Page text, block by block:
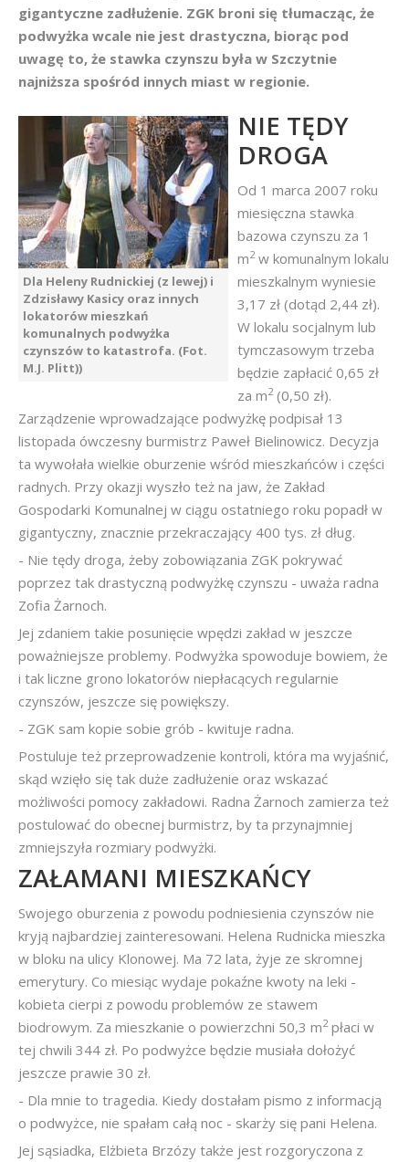
gigantyczne zadłużenie. ZGK broni się tłumacząc, że
podwyżka wcale nie jest drastyczna, biorąc pod
uwagę to, że stawka czynszu była w Szczytnie
najniższa spośród innych miast w regionie.
Dla Heleny Rudnickiej (z lewej) i
Zdzisławy Kasicy oraz innych
lokatorów mieszkań
komunalnych podwyżka
czynszów to katastrofa. (Fot.
M.J. Plitt))
NIE TĘDY
DROGA
Od 1 marca 2007 roku
miesięczna stawka
bazowa czynszu za 1
m2w komunalnym lokalu
mieszkalnym wyniesie
3,17 zł (dotąd 2,44 zł).
W lokalu socjalnym lub
tymczasowym trzeba
będzie zapłacić 0,65 zł
za m2(0,50 zł).
Zarządzenie wprowadzające podwyżkę podpisał 13
listopada ówczesny burmistrz Paweł Bielinowicz. Decyzja
ta wywołała wielkie oburzenie wśród mieszkańców i części
radnych. Przy okazji wyszło też na jaw, że Zakład
Gospodarki Komunalnej w ciągu ostatniego roku popadł w
gigantyczny, znacznie przekraczający 400 tys. zł dług.
- Nie tędy droga, żeby zobowiązania ZGK pokrywać
poprzez tak drastyczną podwyżkę czynszu - uważa radna
Zofia Żarnoch.
Jej zdaniem takie posunięcie wpędzi zakład w jeszcze
poważniejsze problemy. Podwyżka spowoduje bowiem, że
i tak liczne grono lokatorów niepłacących regularnie
czynszów, jeszcze się powiększy.
- ZGK sam kopie sobie grób - kwituje radna.
Postuluje też przeprowadzenie kontroli, która ma wyjaśnić,
skąd wzięło się tak duże zadłużenie oraz wskazać
możliwości pomocy zakładowi. Radna Żarnoch zamierza też
postulować do obecnej burmistrz, by ta przynajmniej
zmniejszyła rozmiary podwyżki.
ZAŁAMANI MIESZKAŃCY
Swojego oburzenia z powodu podniesienia czynszów nie
kryją najbardziej zainteresowani. Helena Rudnicka mieszka
w bloku na ulicy Klonowej. Ma 72 lata, żyje ze skromnej
emerytury. Co miesiąc wydaje pokaźne kwoty na leki -
kobieta cierpi z powodu problemów ze stawem
biodrowym. Za mieszkanie o powierzchni 50,3 m2płaci w
tej chwili 344 zł. Po podwyżce będzie musiała dołożyć
jeszcze prawie 30 zł.
- Dla mnie to tragedia. Kiedy dostałam pismo z informacją
o podwyżce, nie spałam całą noc - skarży się pani Helena.
Jej sąsiadka, Elżbieta Brzózy także jest rozgoryczona z